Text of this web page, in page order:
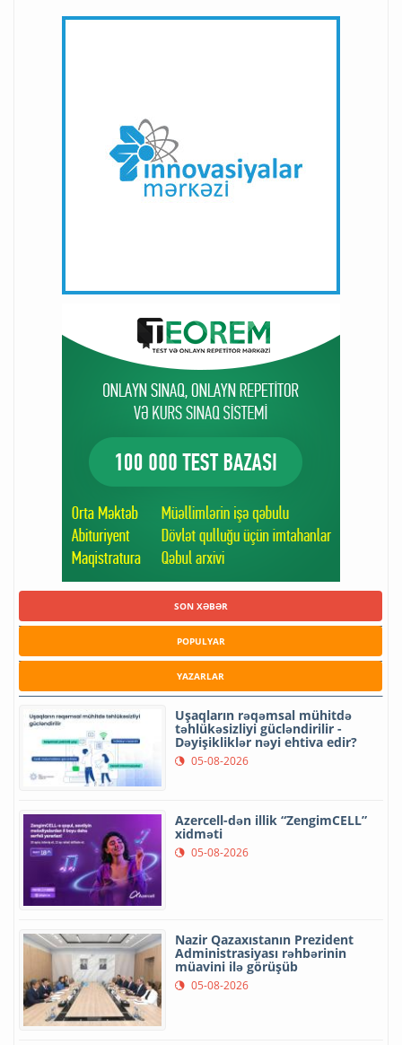
SON XƏBƏR
POPULYAR
YAZARLAR
Uşaqların rəqəmsal mühitdə
təhlükəsizliyi gücləndirilir -
Dəyişikliklər nəyi ehtiva edir?
05-08-2026
Azercell-dən illik “ZengimCELL”
xidməti
05-08-2026
Nazir Qazaxıstanın Prezident
Administrasiyası rəhbərinin
müavini ilə görüşüb
05-08-2026